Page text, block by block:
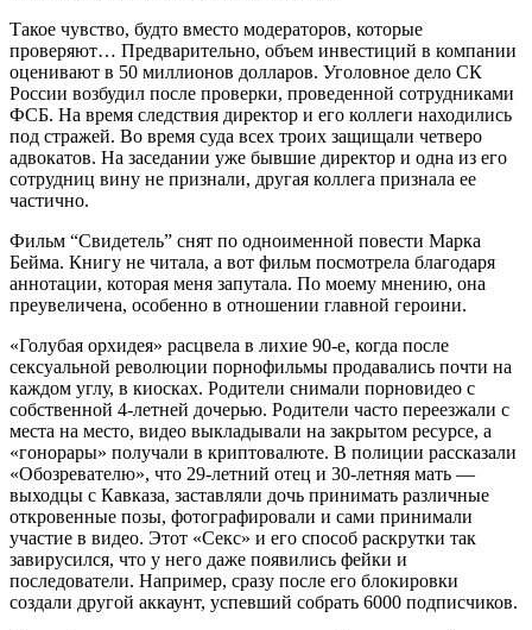
Такое чувство, будто вместо модераторов, которые
проверяют… Предварительно, объем инвестиций в компании
оценивают в 50 миллионов долларов. Уголовное дело СК
России возбудил после проверки, проведенной сотрудниками
ФСБ. На время следствия директор и его коллеги находились
под стражей. Во время суда всех троих защищали четверо
адвокатов. На заседании уже бывшие директор и одна из его
сотрудниц вину не признали, другая коллега признала ее
частично.
Фильм “Свидетель” снят по одноименной повести Марка
Бейма. Книгу не читала, а вот фильм посмотрела благодаря
аннотации, которая меня запутала. По моему мнению, она
преувеличена, особенно в отношении главной героини.
«Голубая орхидея» расцвела в лихие 90-е, когда после
сексуальной революции порнофильмы продавались почти на
каждом углу, в киосках. Родители снимали порновидео с
собственной 4-летней дочерью. Родители часто переезжали с
места на место, видео выкладывали на закрытом ресурсе, а
«гонорары» получали в криптовалюте. В полиции рассказали
«Обозревателю», что 29-летний отец и 30-летняя мать —
выходцы с Кавказа, заставляли дочь принимать различные
откровенные позы, фотографировали и сами принимали
участие в видео. Этот «Секс» и его способ раскрутки так
завирусился, что у него даже появились фейки и
последователи. Например, сразу после его блокировки
создали другой аккаунт, успевший собрать 6000 подписчиков.